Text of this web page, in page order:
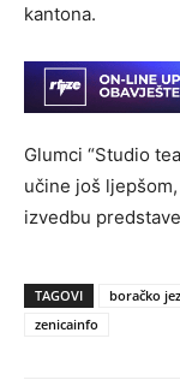
kantona.
Glumci “Studio
učine još
izvedbu
TAGOVI boračko
zenicainfo